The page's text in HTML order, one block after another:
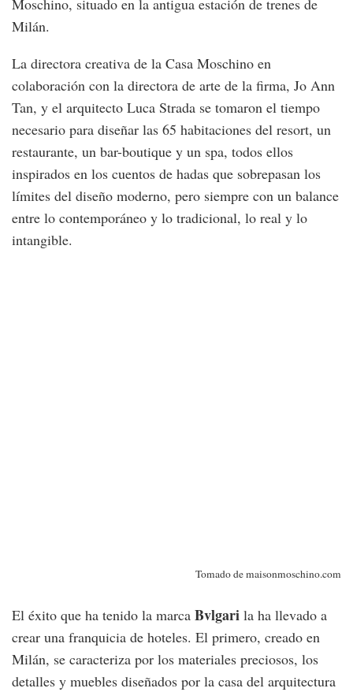
Moschino, situado en la antigua estación de trenes de
Milán.
La directora creativa de la Casa Moschino en
colaboración con la directora de arte de la firma, Jo Ann
Tan, y el arquitecto Luca Strada se tomaron el tiempo
necesario para diseñar las 65 habitaciones del resort, un
restaurante, un bar-boutique y un spa, todos ellos
inspirados en los cuentos de hadas que sobrepasan los
límites del diseño moderno, pero siempre con un balance
entre lo contemporáneo y lo tradicional, lo real y lo
intangible.
Tomado de maisonmoschino.com
El éxito que ha tenido la marca Bvlgari la ha llevado a
crear una franquicia de hoteles. El primero, creado en
Milán, se caracteriza por los materiales preciosos, los
detalles y muebles diseñados por la casa del arquitectura